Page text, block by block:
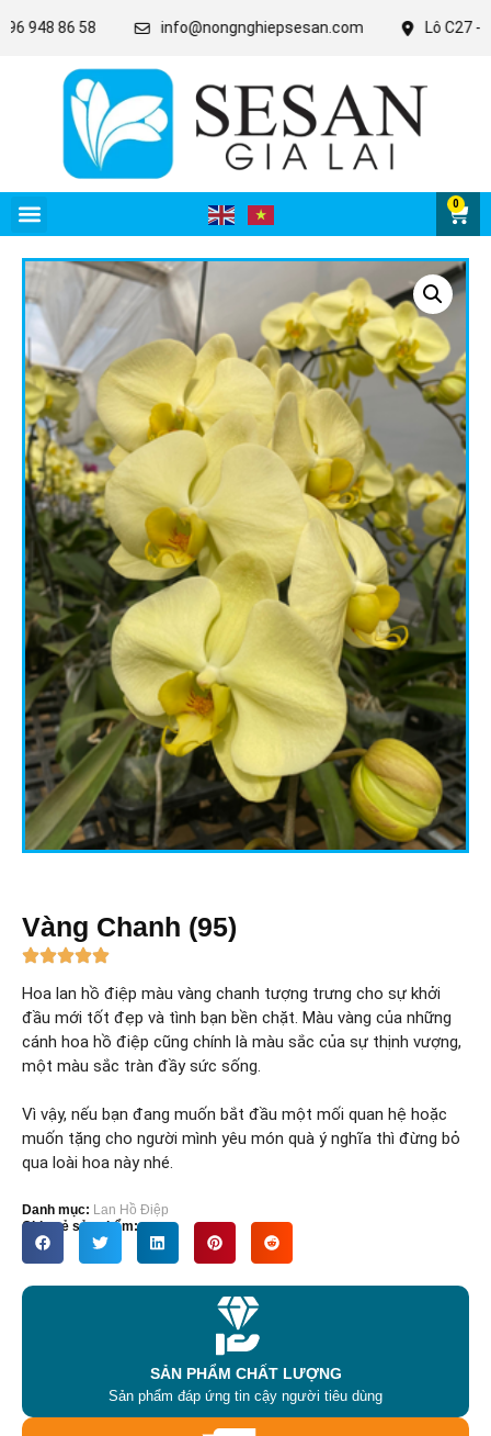
86 58 info@nongnghiepsesan.com Lô C27 - 28 -
0
Vàng Chanh (95)
Hoa lan hồ điệp màu vàng chanh tượng trưng cho sự khởi
đầu mới tốt đẹp và tình bạn bền chặt. Màu vàng của những
cánh hoa hồ điệp cũng chính là màu sắc của sự thịnh vượng,
một màu sắc tràn đầy sức sống.
Vì vậy, nếu bạn đang muốn bắt đầu một mối quan hệ hoặc
muốn tặng cho người mình yêu món quà ý nghĩa thì đừng bỏ
qua loài hoa này nhé.
Danh mục: Lan Hồ Điệp
Chia sẻ sản phẩm:
SẢN PHẨM CHẤT LƯỢNG
Sản phẩm đáp ứng tin cậy người tiêu dùng